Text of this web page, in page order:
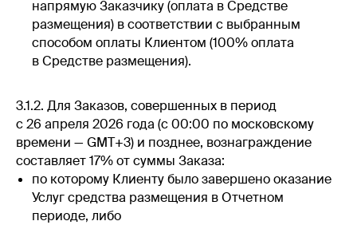
напрямую Заказчику (оплата в Средстве
размещения) в соответствии с выбранным
способом оплаты Клиентом (100% оплата
в Средстве размещения).
3.1.2. Для Заказов, совершенных в период
с 26 апреля 2026 года (с 00:00 по московскому
времени — GMT+3) и позднее, вознаграждение
составляет 17% от суммы Заказа:
по которому Клиенту было завершено оказание
Услуг средства размещения в Отчетном
периоде, либо